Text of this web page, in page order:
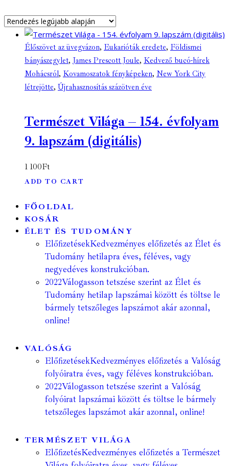
Élőszövet az üvegvázon, Eukarióták eredete, Földismei
bányászegylet, James Prescott Joule, Kedvező bucó-hírek
Mohácsról, Kovamoszatok fényképeken, New York City
létrejötte, Újrahasznosítás százötven éve
Természet Világa – 154. évfolyam
9. lapszám (digitális)
1 100Ft
ADD TO CART
FŐOLDAL
KOSÁR
ÉLET ÉS TUDOMÁNY
ElőfizetésekKedvezményes előfizetés az Élet és
Tudomány hetilapra éves, féléves, vagy
negyedéves konstrukcióban.
2022Válogasson tetszése szerint az Élet és
Tudomány hetilap lapszámai között és töltse le
bármely tetszőleges lapszámot akár azonnal,
online!
VALÓSÁG
ElőfizetésekKedvezményes előfizetés a Valóság
folyóiratra éves, vagy féléves konstrukcióban.
2022Válogasson tetszése szerint a Valóság
folyóirat lapszámai között és töltse le bármely
tetszőleges lapszámot akár azonnal, online!
TERMÉSZET VILÁGA
ElőfizetésKedvezményes előfizetés a Természet